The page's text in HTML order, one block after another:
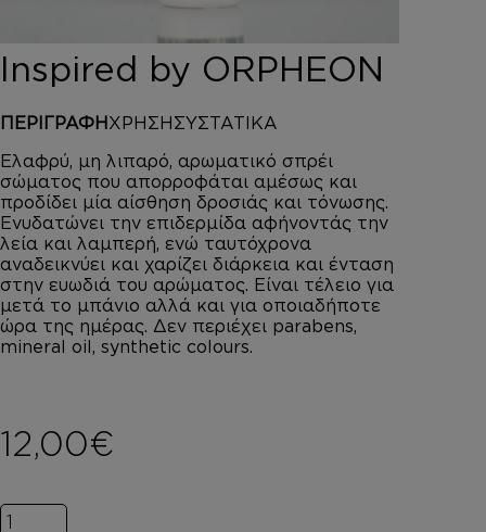
AUSTRALIAN GOLD
HOROMIA
SPECIAL OFFERS
ΣΥΝΔΕΣΗ
ΚΑΛΑΘΙ
Inspired by ORPHEON
ΠΕΡΙΓΡΑΦΗ ΧΡΗΣΗ ΣΥΣΤΑΤΙΚΑ
Ελαφρύ, μη λιπαρό, αρωματικό σπρέι
σώματος που απορροφάται αμέσως και
προδίδει μία αίσθηση δροσιάς και τόνωσης.
Ενυδατώνει την επιδερμίδα αφήνοντάς την
λεία και λαμπερή, ενώ ταυτόχρονα
αναδεικνύει και χαρίζει διάρκεια και ένταση
στην ευωδιά του αρώματος. Είναι τέλειο για
μετά το μπάνιο αλλά και για οποιαδήποτε
ώρα της ημέρας. Δεν περιέχει parabens,
mineral oil, synthetic colours.
12,00€
Inspired by ORPHEON ποσότητα